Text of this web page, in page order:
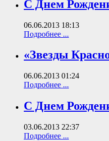
С Днем
06.06.2013 18:13
Подробнее ...
«Звезды
06.06.2013 01:24
Подробнее ...
С Днем
03.06.2013 22:37
Подробнее ...